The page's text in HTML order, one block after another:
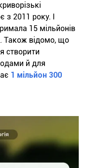
з 2011 року. І
15 мільйонів
Також відомо, що
створити
й для
1 мільйон 300